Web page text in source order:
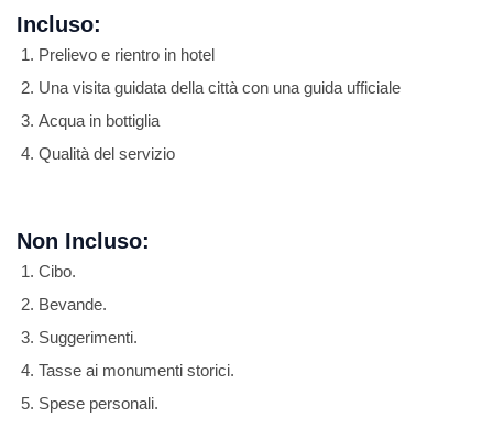
Incluso:
Prelievo e rientro in hotel
Una visita guidata della città con una guida ufficiale
Acqua in bottiglia
Qualità del servizio
Non Incluso:
Cibo.
Bevande.
Suggerimenti.
Tasse ai monumenti storici.
Spese personali.